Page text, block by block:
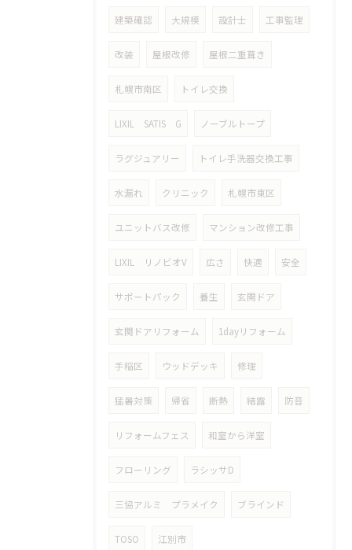
建築確認 大規模 設計士 工事監理
改装 屋根改修 屋根二重葺き
札幌市南区 トイレ交換
LIXIL SATIS G ノーブルトープ
ラグジュアリー トイレ手洗器交換工事
水漏れ クリニック 札幌市東区
ユニットバス改修 マンション改修工事
LIXIL リノビオV 広さ 快適 安全
サポートパック 養生 玄関ドア
玄関ドアリフォーム 1dayリフォーム
手稲区 ウッドデッキ 修理
猛暑対策 帰省 断熱 結露 防音
リフォームフェス 和室から洋室
フローリング ラシッサD
三協アルミ プラメイク ブラインド
TOSO 江別市